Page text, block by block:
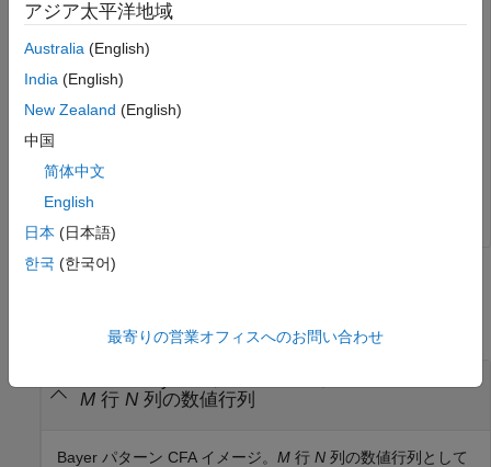
を表す複数の個別のイメージに分割します。CFA イメージは
RGGB の Bayer パターンをもちます。
RGGB パターンの各成分を表す 2206×3017×4 の配列を返し
M行 N列の数値行列
Bayer パターン CFA イメージ。 M 行 N 列の数値行列として
アジア太平洋地域
Australia (English)
India (English)
New Zealand (English)
中国
简体中文
English
日本 (日本語)
한국 (한국어)
最寄りの営業オフィスへのお問い合わせ